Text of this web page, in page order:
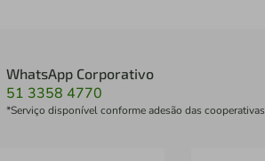
WhatsApp Corporativo
51 3358 4770
*Serviço disponível conforme adesão das cooperativas